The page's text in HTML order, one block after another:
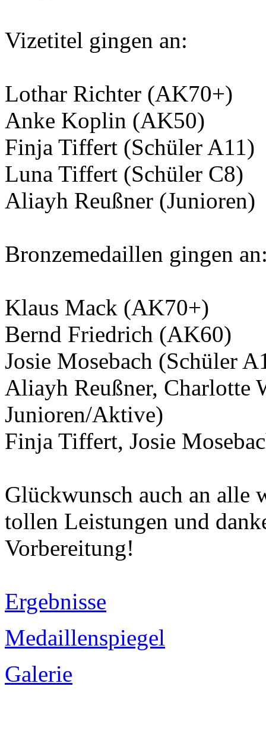
Vizetitel gingen an:
Lothar Richter (AK70+)
Anke Koplin (AK50)
Finja Tiffert (Schüler A11)
Luna Tiffert (Schüler C8)
Aliayh Reußner (Junioren)
Bronzemedaillen gingen
Klaus Mack (AK70+)
Bernd Friedrich (AK60)
Josie Mosebach (Schüler
Aliayh Reußner, Charlotte
Junioren/Aktive)
Finja Tiffert, Josie
Glückwunsch auch an alle
tollen Leistungen und
Vorbereitung!
Ergebnisse
Medaillenspiegel
Galerie